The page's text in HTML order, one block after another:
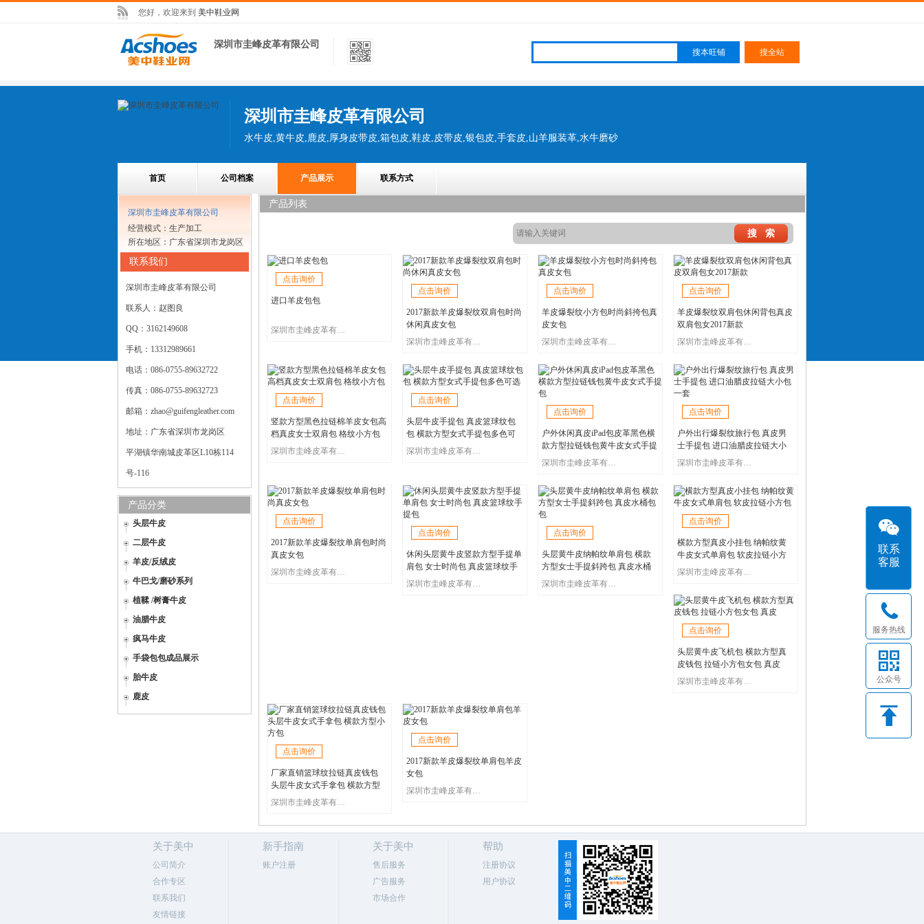
您好，欢迎来到 美中鞋业网
深圳市圭峰皮革有限公司
深圳市圭峰皮革有限公司
水牛皮,黄牛皮,鹿皮,厚身皮带皮,箱包皮,鞋皮,皮带皮,银包皮,手套皮,山羊服装革,水牛磨砂
首页 公司档案 产品展示 联系方式
深圳市圭峰皮革有限公司
经营模式：生产加工
所在地区：广东省深圳市龙岗区
联系我们
深圳市圭峰皮革有限公司
联系人：赵图良
QQ：3162149608
手机：13312989661
电话：086-0755-89632722
传真：086-0755-89632723
邮箱：zhao@guifengleather.com
地址：广东省深圳市龙岗区
平湖镇华南城皮革区L10栋114
号-116
产品分类
头层牛皮
二层牛皮
羊皮/反绒皮
牛巴戈/磨砂系列
植鞣 /树膏牛皮
油腊牛皮
疯马牛皮
手袋包包成品展示
胎牛皮
鹿皮
产品列表
点击询价
进口羊皮包包
深圳市圭峰皮革有限公司
点击询价
2017新款羊皮爆裂纹双肩包时尚
休闲真皮女包
深圳市圭峰皮革有限公司
点击询价
羊皮爆裂纹小方包时尚斜挎包真
皮女包
深圳市圭峰皮革有限公司
点击询价
羊皮爆裂纹双肩包休闲背包真皮
双肩包女2017新款
深圳市圭峰皮革有限公司
点击询价
竖款方型黑色拉链棉羊皮女包高
档真皮女士双肩包 格纹小方包
深圳市圭峰皮革有限公司
点击询价
头层牛皮手提包 真皮篮球纹包
包 横款方型女式手提包多色可
选
深圳市圭峰皮革有限公司
点击询价
户外休闲真皮iPad包皮革黑色横
款方型拉链钱包黄牛皮女式手提
包
深圳市圭峰皮革有限公司
点击询价
户外出行爆裂纹旅行包 真皮男
士手提包 进口油腊皮拉链大小
包一套
深圳市圭峰皮革有限公司
点击询价
2017新款羊皮爆裂纹单肩包时尚
真皮女包
深圳市圭峰皮革有限公司
点击询价
休闲头层黄牛皮竖款方型手提单
肩包 女士时尚包 真皮篮球纹手
提包
深圳市圭峰皮革有限公司
点击询价
头层黄牛皮纳帕纹单肩包 横款
方型女士手提斜跨包 真皮水桶
包包
深圳市圭峰皮革有限公司
点击询价
横款方型真皮小挂包 纳帕纹黄
牛皮女式单肩包 软皮拉链小方
包
深圳市圭峰皮革有限公司
点击询价
头层黄牛皮飞机包 横款方型真
皮钱包 拉链小方包女包 真皮
深圳市圭峰皮革有限公司
点击询价
厂家直销篮球纹拉链真皮钱包
头层牛皮女式手拿包 横款方型
小方包
深圳市圭峰皮革有限公司
点击询价
2017新款羊皮爆裂纹单肩包羊皮
女包
深圳市圭峰皮革有限公司
关于美中
公司简介
合作专区
联系我们
友情链接
新手指南
账户注册
关于美中
售后服务
广告服务
市场合作
帮助
注册协议
用户协议
联系
客服
服务热线
公众号